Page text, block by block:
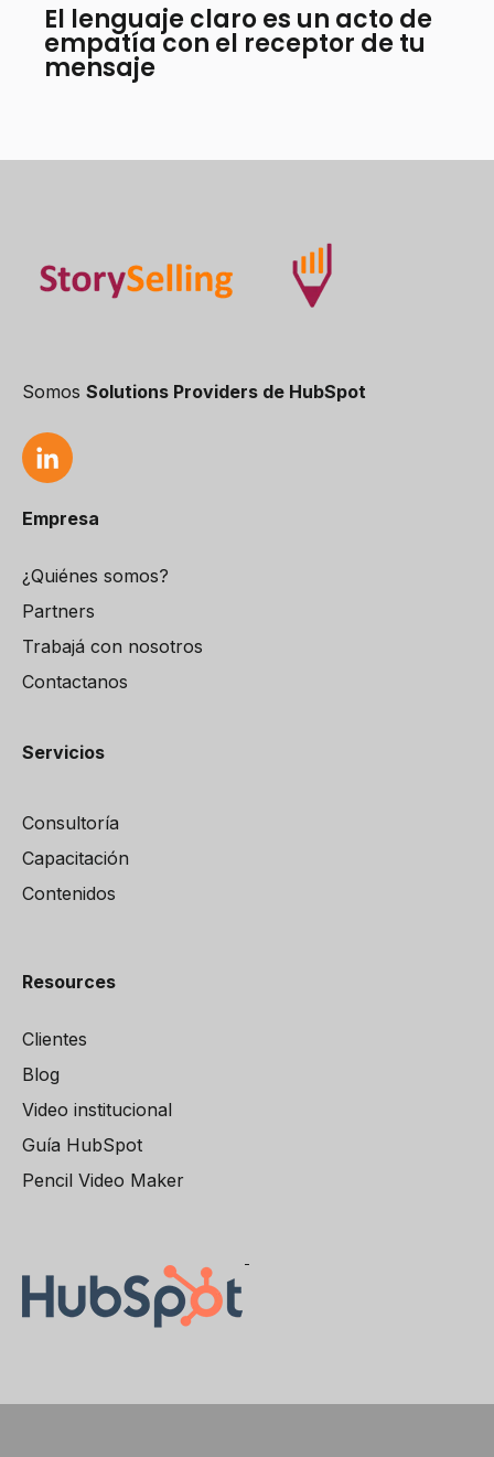
El lenguaje claro es un acto de
empatía con el receptor de tu
mensaje
Somos Solutions Providers de HubSpot
Empresa
¿Quiénes somos?
Partners
Trabajá con nosotros
Contactanos
Servicios
Consultoría
Capacitación
Contenidos
Resources
Clientes
Blog
Video institucional
Guía HubSpot
Pencil Video Maker